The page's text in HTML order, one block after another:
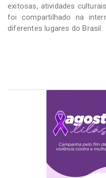
exitosas, atividades
foi compartilhado na
diferentes lugares do Brasil.